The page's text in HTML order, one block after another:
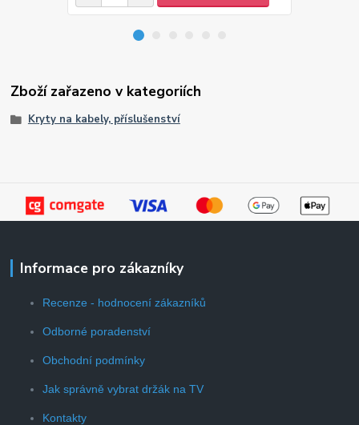
Zboží zařazeno v kategoriích
Kryty na kabely, příslušenství
Informace pro zákazníky
Recenze - hodnocení zákazníků
Odborné poradenství
Obchodní podmínky
Jak správně vybrat držák na TV
Kontakty